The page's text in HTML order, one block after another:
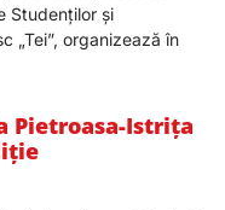
Studenților și
„Tei”, organizează în
Pietroasa-Istrița